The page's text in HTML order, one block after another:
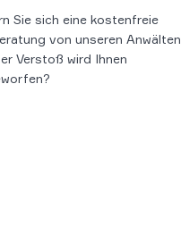
Sie sich eine kostenfreie
von unseren Anwälten.
Verstoß wird Ihnen